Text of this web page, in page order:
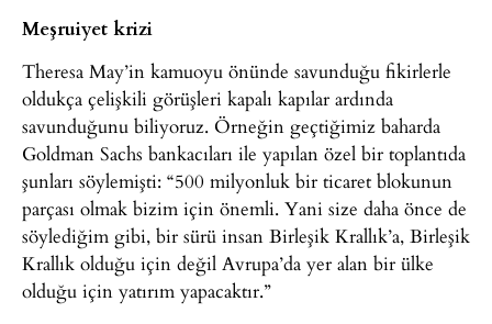
Meşruiyet krizi
Theresa May’in kamuoyu önünde savunduğu fikirlerle
oldukça çelişkili görüşleri kapalı kapılar ardında
savunduğunu biliyoruz. Örneğin geçtiğimiz baharda
Goldman Sachs bankacıları ile yapılan özel bir toplantıda
şunları söylemişti: “500 milyonluk bir ticaret blokunun
parçası olmak bizim için önemli. Yani size daha önce de
söylediğim gibi, bir sürü insan Birleşik Krallık’a, Birleşik
Krallık olduğu için değil Avrupa’da yer alan bir ülke
olduğu için yatırım yapacaktır.”